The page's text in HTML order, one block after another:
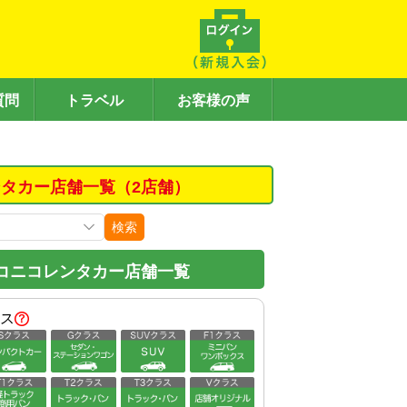
問 トラベル お客様の声
カー店舗一覧（2店舗）
検索
ニコレンタカー店舗一覧